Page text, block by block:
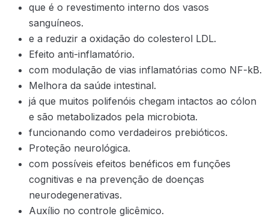
que é o revestimento interno dos vasos
sanguíneos.
e a reduzir a oxidação do colesterol LDL.
Efeito anti-inflamatório.
com modulação de vias inflamatórias como NF-kB.
Melhora da saúde intestinal.
já que muitos polifenóis chegam intactos ao cólon
e são metabolizados pela microbiota.
funcionando como verdadeiros prebióticos.
Proteção neurológica.
com possíveis efeitos benéficos em funções
cognitivas e na prevenção de doenças
neurodegenerativas.
Auxílio no controle glicêmico.